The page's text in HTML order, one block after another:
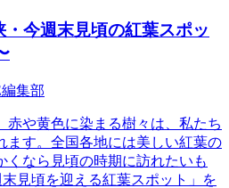
今週末見頃の紅葉スポッ
集部
赤や黄色に染まる樹々は、私たち
ます。全国各地には美しい紅葉の
くなら見頃の時期に訪れたいも
見頃を迎える紅葉スポット」を